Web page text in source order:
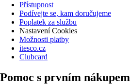
Přístupnost
Podívejte se, kam doručujeme
Poplatek za službu
Nastavení Cookies
Možnosti platby
itesco.cz
Clubcard
Pomoc s prvním nákupem